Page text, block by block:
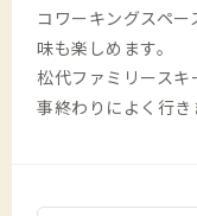
コワーキングスペ
味も楽しめます。
松代ファミリース
事終わりによく行き